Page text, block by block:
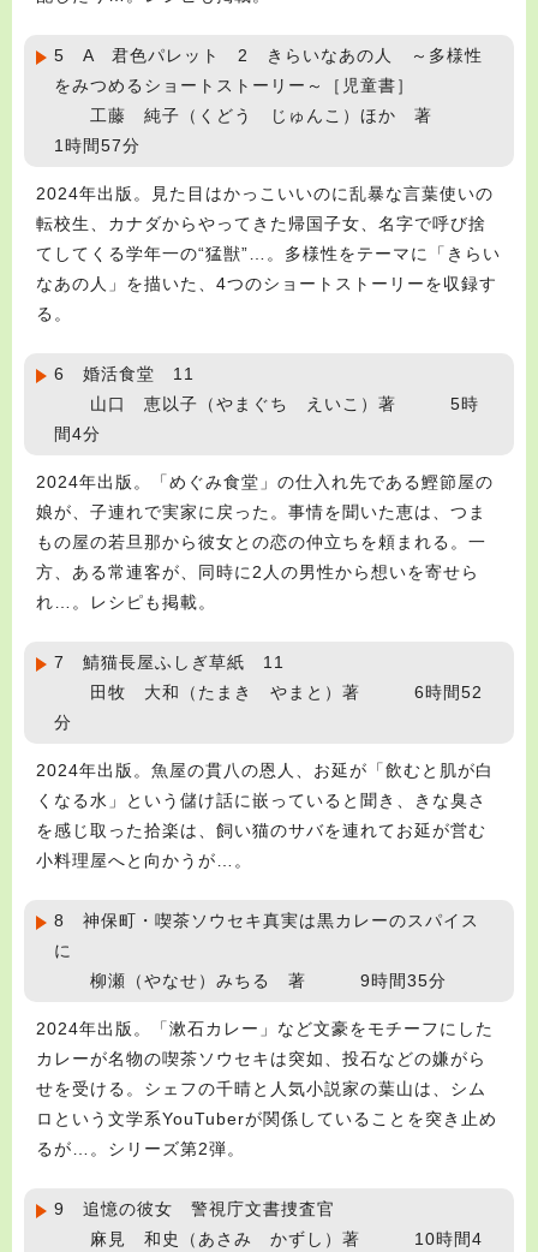
5 A 君色パレット 2 きらいなあの人 ～多様性
をみつめるショートストーリー～［児童書］
工藤 純子（くどう じゅんこ）ほか 著
1時間57分
2024年出版。見た目はかっこいいのに乱暴な言葉使いの
転校生、カナダからやってきた帰国子女、名字で呼び捨
てしてくる学年一の“猛獣”…。多様性をテーマに「きらい
なあの人」を描いた、4つのショートストーリーを収録す
る。
6 婚活食堂 11
山口 恵以子（やまぐち えいこ）著 5時
間4分
2024年出版。「めぐみ食堂」の仕入れ先である鰹節屋の
娘が、子連れで実家に戻った。事情を聞いた恵は、つま
もの屋の若旦那から彼女との恋の仲立ちを頼まれる。一
方、ある常連客が、同時に2人の男性から想いを寄せら
れ…。レシピも掲載。
7 鯖猫長屋ふしぎ草紙 11
田牧 大和（たまき やまと）著 6時間52
分
2024年出版。魚屋の貫八の恩人、お延が「飲むと肌が白
くなる水」という儲け話に嵌っていると聞き、きな臭さ
を感じ取った拾楽は、飼い猫のサバを連れてお延が営む
小料理屋へと向かうが…。
8 神保町・喫茶ソウセキ真実は黒カレーのスパイス
に
柳瀬（やなせ）みちる 著 9時間35分
2024年出版。「漱石カレー」など文豪をモチーフにした
カレーが名物の喫茶ソウセキは突如、投石などの嫌がら
せを受ける。シェフの千晴と人気小説家の葉山は、シム
ロという文学系YouTuberが関係していることを突き止め
るが…。シリーズ第2弾。
9 追憶の彼女 警視庁文書捜査官
麻見 和史（あさみ かずし）著 10時間4